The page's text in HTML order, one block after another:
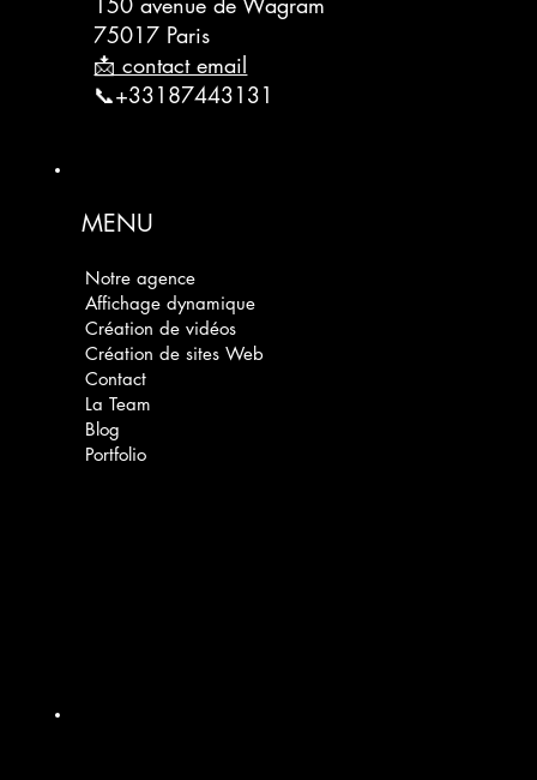
75017 Paris
📩 contact email
📞+33187443131
MENU
Notre agence
Affichage dynamique
Création de vidéos
Création de sites Web
Contact
La Team
Blog
Portfolio